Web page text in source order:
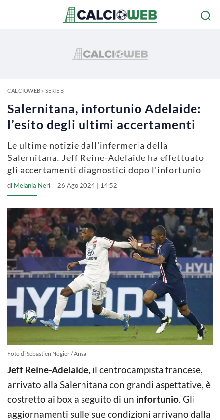
CALCIOWEB» SERIE B
Salernitana, infortunio Adelaide:
l’esito degli ultimi accertamenti
Le ultime notizie dall'infermeria della
Salernitana: Jeff Reine-Adelaide ha effettuato
gli accertamenti diagnostici dopo l'infortunio
di Melania Neri 26 Ago 2024 | 14:52
Foto di Sebastien Nogier / Ansa
Jeff Reine-Adelaide, il centrocampista francese,
arrivato alla Salernitana con grandi aspettative, è
costretto ai box a seguito di un infortunio. Gli
aggiornamenti sulle sue condizioni arrivano dalla